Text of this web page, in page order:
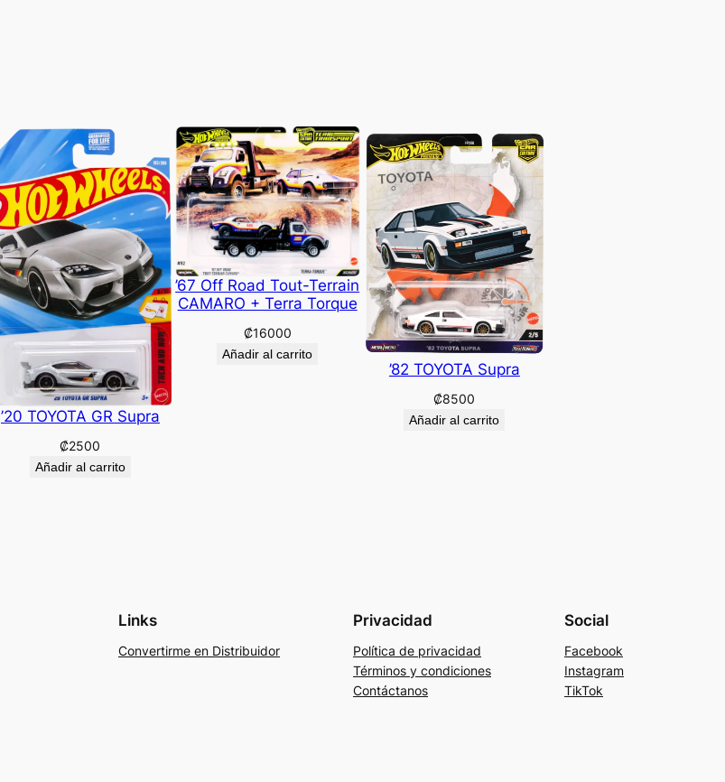
’20 TOYOTA GR Supra
₡2500
Añadir al carrito
’67 Off Road Tout-Terrain
CAMARO + Terra Torque
₡16000
Añadir al carrito
’82 TOYOTA Supra
₡8500
Añadir al carrito
Links
Convertirme en Distribuidor
Privacidad
Política de privacidad
Términos y condiciones
Contáctanos
Social
Facebook
Instagram
TikTok